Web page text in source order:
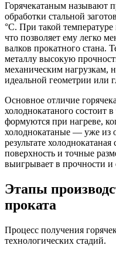
Горячекатаным называют
обработки стальной
°C. При такой
что позволяет ему легко
валков прокатного стана.
металлу высокую
механическим нагрузкам,
идеальной геометрии или
Основное отличие
холоднокатаного состоит
формуются при нагреве,
холоднокатаные — уже из
результате
поверхность и точные
выигрывает в прочности и
Этапы
проката
Процесс получения
технологических стадий.